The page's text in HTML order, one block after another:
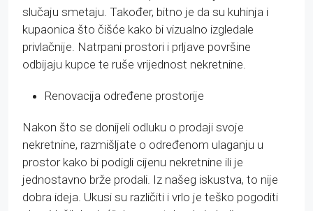
slučaju smetaju. Također, bitno je da su kuhinja i
kupaonica što čišće kako bi vizualno izgledale
privlačnije. Natrpani prostori i prljave površine
odbijaju kupce te ruše vrijednost nekretnine.
Renovacija određene prostorije
Nakon što se donijeli odluku o prodaji svoje
nekretnine, razmišljate o određenom ulaganju u
prostor kako bi podigli cijenu nekretnine ili je
jednostavno brže prodali. Iz našeg iskustva, to nije
dobra ideja. Ukusi su različiti i vrlo je teško pogoditi